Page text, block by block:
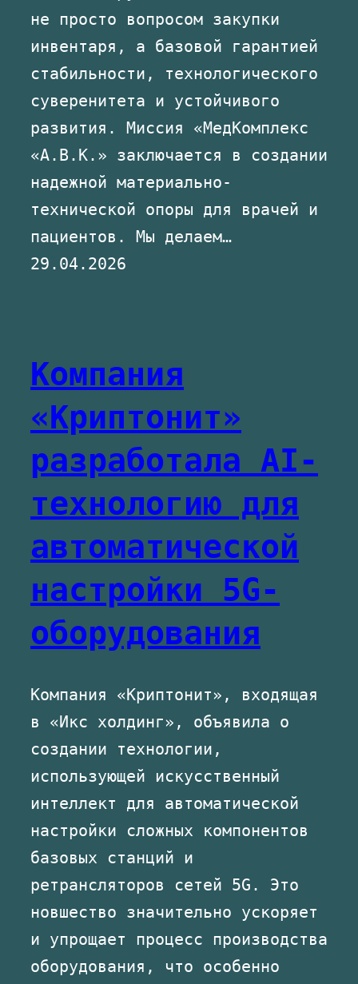
не просто вопросом закупки
инвентаря, а базовой гарантией
стабильности, технологического
суверенитета и устойчивого
развития. Миссия «МедКомплекс
«А.В.К.» заключается в создании
надежной материально-
технической опоры для врачей и
пациентов. Мы делаем…
29.04.2026
Компания
«Криптонит»
разработала AI-
технологию для
автоматической
настройки 5G-
оборудования
Компания «Криптонит», входящая
в «Икс холдинг», объявила о
создании технологии,
использующей искусственный
интеллект для автоматической
настройки сложных компонентов
базовых станций и
ретрансляторов сетей 5G. Это
новшество значительно ускоряет
и упрощает процесс производства
оборудования, что особенно